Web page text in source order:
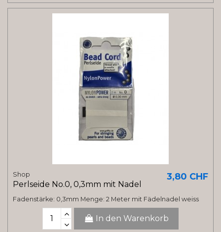
Shop
Perlseide No.0, 0,3mm mit Nadel
3,80 CHF
Fadenstärke: 0,3mm Menge: 2 Meter mit Fädelnadel weiss
In den Warenkorb